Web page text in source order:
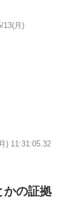
13(月)
) 11:31:05.32
かの証拠